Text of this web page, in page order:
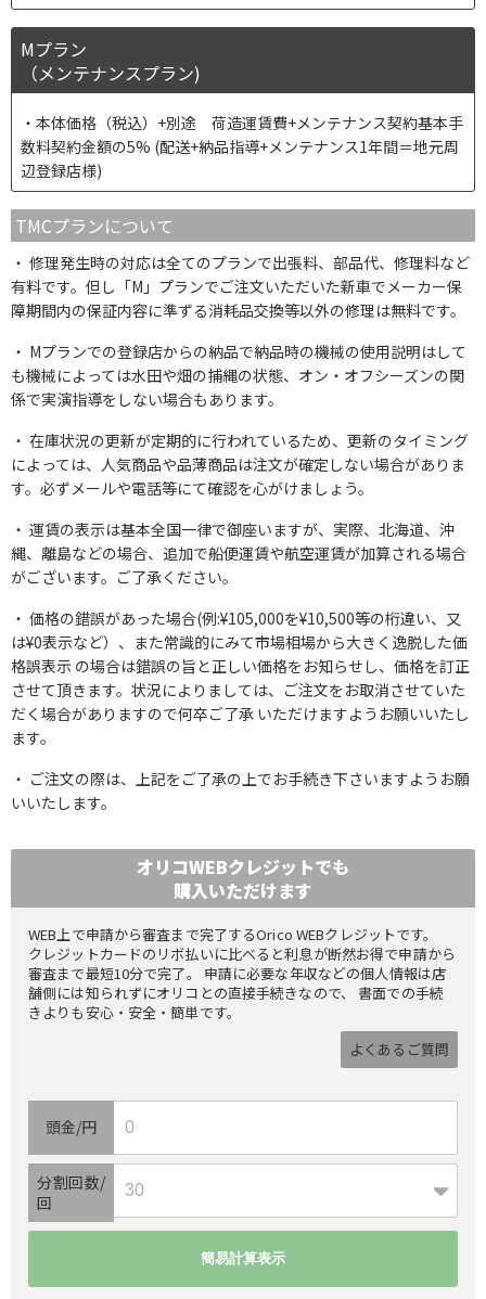
Mプラン
（メンテナンスプラン)
本体価格（税込）+別途 荷造運賃費+メンテナンス契約基本手
数料契約金額の5% (配送+納品指導+メンテナンス1年間＝地元周
辺登録店様)
TMCプランについて
修理発生時の対応は全てのプランで出張料、部品代、修理料など
有料です。但し「M」プランでご注文いただいた新車でメーカー保
障期間内の保証内容に準ずる消耗品交換等以外の修理は無料です。
Mプランでの登録店からの納品で納品時の機械の使用説明はして
も機械によっては水田や畑の捕縄の状態、オン・オフシーズンの関
係で実演指導をしない場合もあります。
在庫状況の更新が定期的に行われているため、更新のタイミング
によっては、人気商品や品薄商品は注文が確定しない場合がありま
す。必ずメールや電話等にて確認を心がけましょう。
運賃の表示は基本全国一律で御座いますが、実際、北海道、沖
縄、離島などの場合、追加で船便運賃や航空運賃が加算される場合
がございます。ご了承ください。
価格の錯誤があった場合(例:¥105,000を¥10,500等の桁違い、又
は¥0表示など）、また常識的にみて市場相場から大きく逸脱した価
格誤表示 の場合は錯誤の旨と正しい価格をお知らせし、価格を訂正
させて頂きます。状況によりましては、ご注文をお取消させていた
だく場合がありますので何卒ご了承 いただけますようお願いいたし
ます。
ご注文の際は、上記をご了承の上でお手続き下さいますようお願
いいたします。
オリコWEBクレジットでも
購入いただけます
WEB上で申請から審査まで完了するOrico WEBクレジットです。
クレジットカードのリボ払いに比べると利息が断然お得で申請から
審査まで最短10分で完了。 申請に必要な年収などの個人情報は店
舗側には知られずにオリコとの直接手続きなので、 書面での手続
きよりも安心・安全・簡単です。
よくあるご質問
頭金/円
分割回数/
回